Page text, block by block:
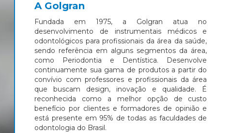
A Golgran
Fundada em 1975, a Golgran atua no
desenvolvimento de instrumentais médicos e
odontológicos para profissionais da área da saúde,
sendo referência em alguns segmentos da área,
como Periodontia e Dentística. Desenvolve
continuamente sua gama de produtos a partir do
convívio com professores e profissionais da área
que buscam design, inovação e qualidade. É
reconhecida como a melhor opção de custo
benefício por clientes e formadores de opinião e
está presente em 95% de todas as faculdades de
odontologia do Brasil.